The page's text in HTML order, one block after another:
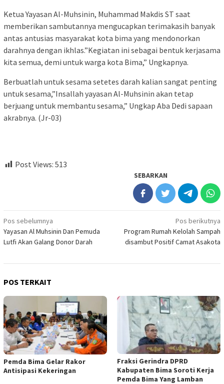
Ketua Yayasan Al-Muhsinin, Muhammad Makdis ST saat
memberikan sambutannya mengucapkan terimakasih banyak
antas antusias masyarakat kota bima yang mendonorkan
darahnya dengan ikhlas.”Kegiatan ini sebagai bentuk kerjasama
kita semua, demi untuk warga kota Bima,” Ungkapnya.
Berbuatlah untuk sesama setetes darah kalian sangat penting
untuk sesama,”Insallah yayasan Al-Muhsinin akan tetap
berjuang untuk membantu sesama,” Ungkap Aba Dedi sapaan
akrabnya. (Jr-03)
Post Views: 513
SEBARKAN
Navigasi
pos
Pos sebelumnya
Yayasan Al Muhsinin Dan Pemuda
Lutfi Akan Galang Donor Darah
Pos berikutnya
Program Rumah Kelolah Sampah
disambut Positif Camat Asakota
POS TERKAIT
Pemda Bima Gelar Rakor
Antisipasi Kekeringan
Fraksi Gerindra DPRD
Kabupaten Bima Soroti Kerja
Pemda Bima Yang Lamban